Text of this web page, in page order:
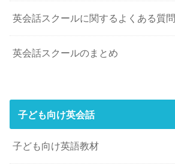
英会話スクールに関するよくある質問
英会話スクールのまとめ
子ども向け英会話
子ども向け英語教材